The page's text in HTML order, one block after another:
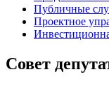
Публичные
Проектное
Совет